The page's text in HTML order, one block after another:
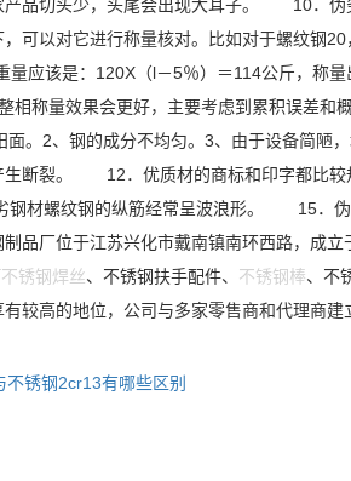
产品切头少，头尾会出现大耳子。 10．伪
可以对它进行称量核对。比如对于螺纹钢
量应该是：120X（l－5％）＝114公斤，称
相称量效果会更好，主要考虑到累积误差
。2、钢的成分不均匀。3、由于设备简陋
生断裂。 12．优质材的商标和印字都比
材螺纹钢的纵筋经常呈波浪形。 15．伪
品厂位于江苏兴化市戴南镇南环西路，成
不锈钢焊丝、不锈钢扶手配件、 不锈钢棒、不
较高的地位，公司与多家零售商和代理商
锈钢2cr13有哪些区别